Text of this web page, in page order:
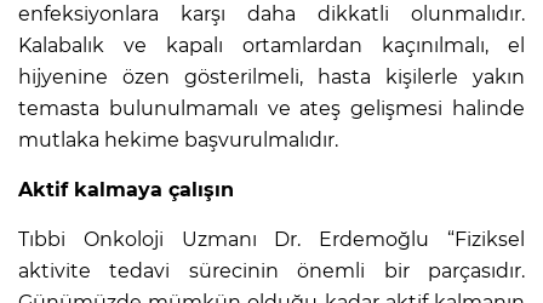
enfeksiyonlara karşı daha dikkatli olunmalıdır.
Kalabalık ve kapalı ortamlardan kaçınılmalı, el
hijyenine özen gösterilmeli, hasta kişilerle yakın
temasta bulunulmamalı ve ateş gelişmesi halinde
mutlaka hekime başvurulmalıdır.
Aktif kalmaya çalışın
Tıbbi Onkoloji Uzmanı Dr. Erdemoğlu “Fiziksel
aktivite tedavi sürecinin önemli bir parçasıdır.